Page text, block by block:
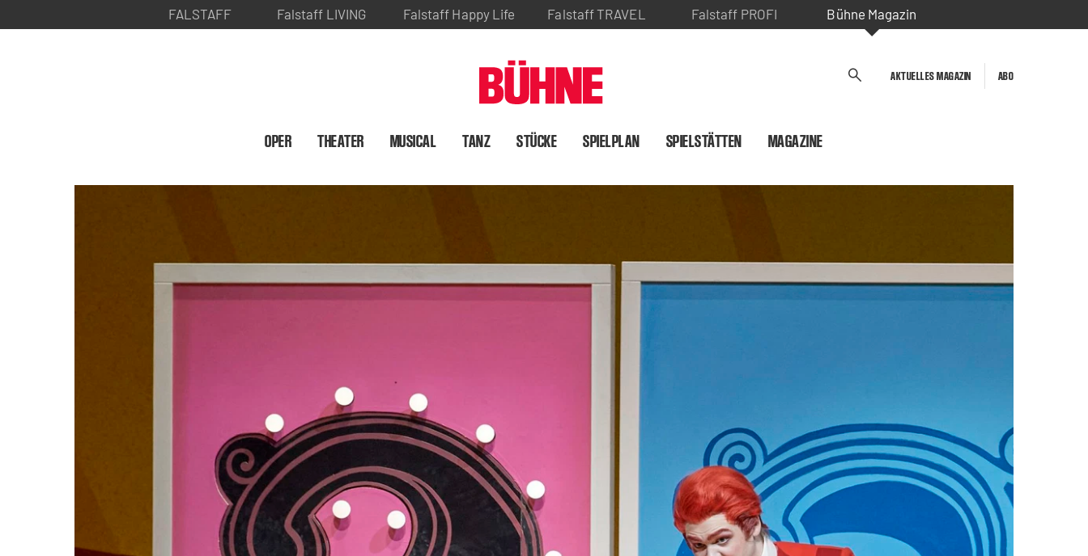
FALSTAFF Falstaff LIVING Falstaff Happy Life Falstaff TRAVEL Falstaff PROFI Bühne Magazin
AKTUELLES MAGAZIN ABO
OPER THEATER MUSICAL TANZ STÜCKE SPIELPLAN SPIELSTÄTTEN MAGAZINE